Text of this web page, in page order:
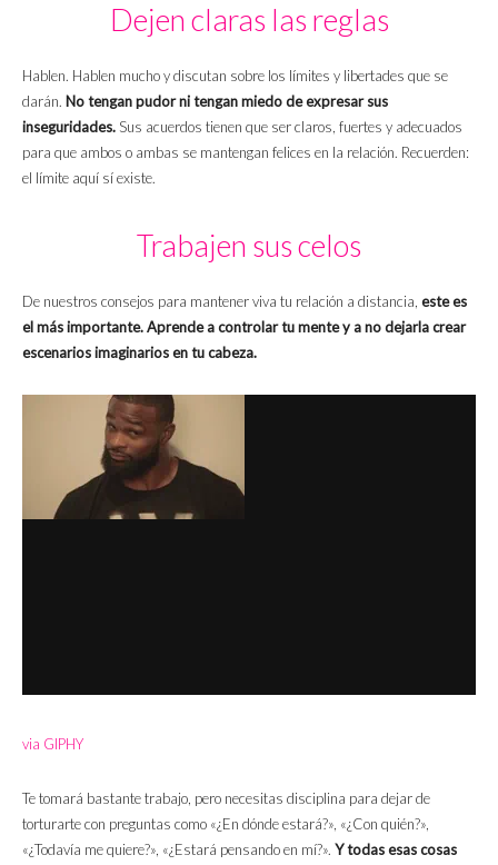
Dejen claras las reglas
Hablen. Hablen mucho y discutan sobre los límites y libertades que se
darán. No tengan pudor ni tengan miedo de expresar sus
inseguridades. Sus acuerdos tienen que ser claros, fuertes y adecuados
para que ambos o ambas se mantengan felices en la relación. Recuerden:
el límite aquí sí existe.
Trabajen sus celos
De nuestros consejos para mantener viva tu relación a distancia, este es
el más importante.Aprende a controlar tu mente y a no dejarla crear
escenarios imaginarios en tu cabeza.
via GIPHY
Te tomará bastante trabajo, pero necesitas disciplina para dejar de
torturarte con preguntas como «¿En dónde estará?», «¿Con quién?»,
«¿Todavía me quiere?», «¿Estará pensando en mí?». Y todas esas cosas